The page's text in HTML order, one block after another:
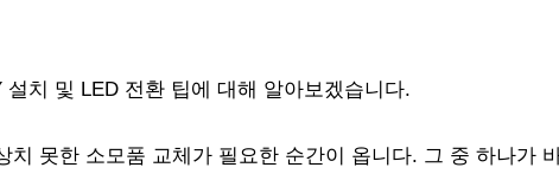
치 및 LED 전환 팁에 대해 알아보겠습니다.
치 못한 소모품 교체가 필요한 순간이 옵니다. 그 중 하나가